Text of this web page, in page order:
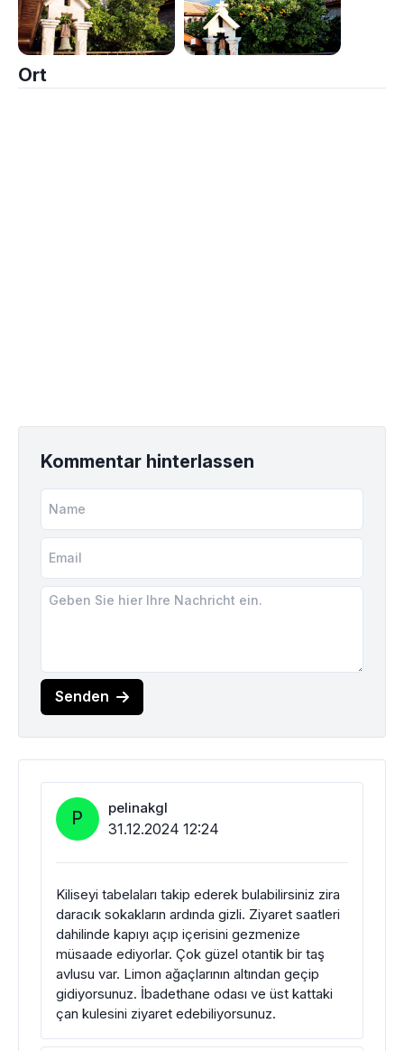
Ort
Kommentar hinterlassen
Senden
P pelinakgl
31.12.2024 12:24
Kiliseyi tabelaları takip ederek bulabilirsiniz zira
daracık sokakların ardında gizli. Ziyaret saatleri
dahilinde kapıyı açıp içerisini gezmenize
müsaade ediyorlar. Çok güzel otantik bir taş
avlusu var. Limon ağaçlarının altından geçip
gidiyorsunuz. İbadethane odası ve üst kattaki
çan kulesini ziyaret edebiliyorsunuz.